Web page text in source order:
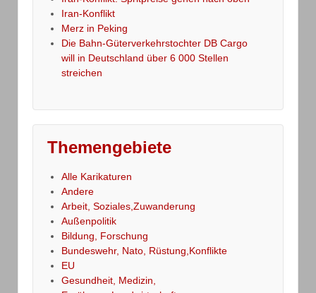
Iran-Konflikt
Merz in Peking
Die Bahn-Güterverkehrstochter DB Cargo
will in Deutschland über 6 000 Stellen
streichen
Themengebiete
Alle Karikaturen
Andere
Arbeit, Soziales,Zuwanderung
Außenpolitik
Bildung, Forschung
Bundeswehr, Nato, Rüstung,Konflikte
EU
Gesundheit, Medizin,